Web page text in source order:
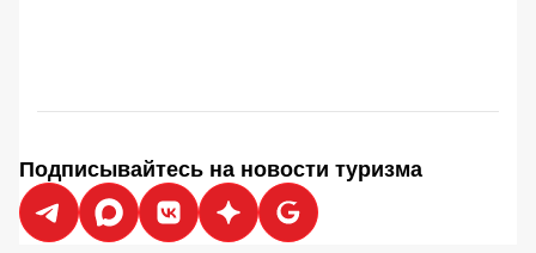
Подписывайтесь на новости туризма